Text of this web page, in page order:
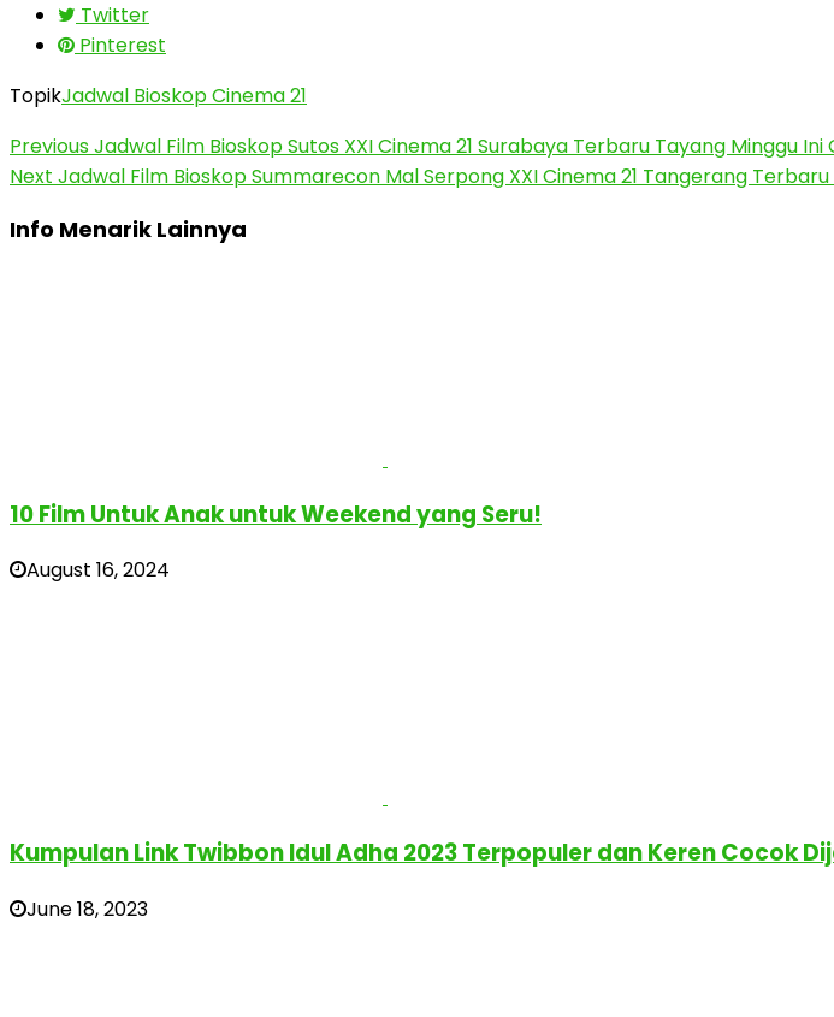
Twitter
Pinterest
TopikJadwal Bioskop Cinema 21
PreviousJadwal Film Bioskop Sutos XXI Cinema 21 Surabaya Terbaru Tayang Minggu Ini
Next Jadwal Film Bioskop Summarecon Mal Serpong XXI Cinema 21 Tangerang
Info Menarik Lainnya
10 Film Untuk Anak untuk Weekend yang Seru!
August 16, 2024
Kumpulan Link Twibbon Idul Adha 2023 Terpopuler dan Keren Cocok
June 18, 2023